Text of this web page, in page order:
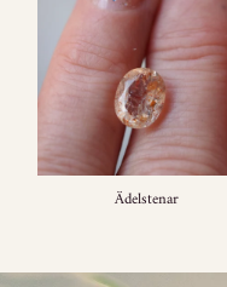
Ädelstenar